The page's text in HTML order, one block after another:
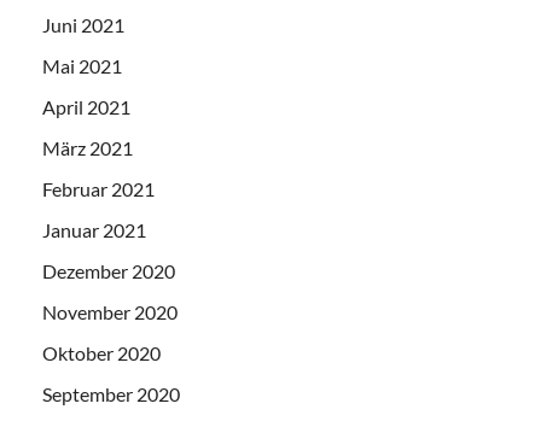
Juni 2021
Mai 2021
April 2021
März 2021
Februar 2021
Januar 2021
Dezember 2020
November 2020
Oktober 2020
September 2020